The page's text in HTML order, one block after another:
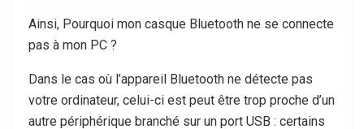
Ainsi, Pourquoi mon casque Bluetooth ne se connecte
pas à mon PC ?
Dans le cas où l’appareil Bluetooth ne détecte pas
votre ordinateur, celui-ci est peut être trop proche d’un
autre périphérique branché sur un port USB : certains